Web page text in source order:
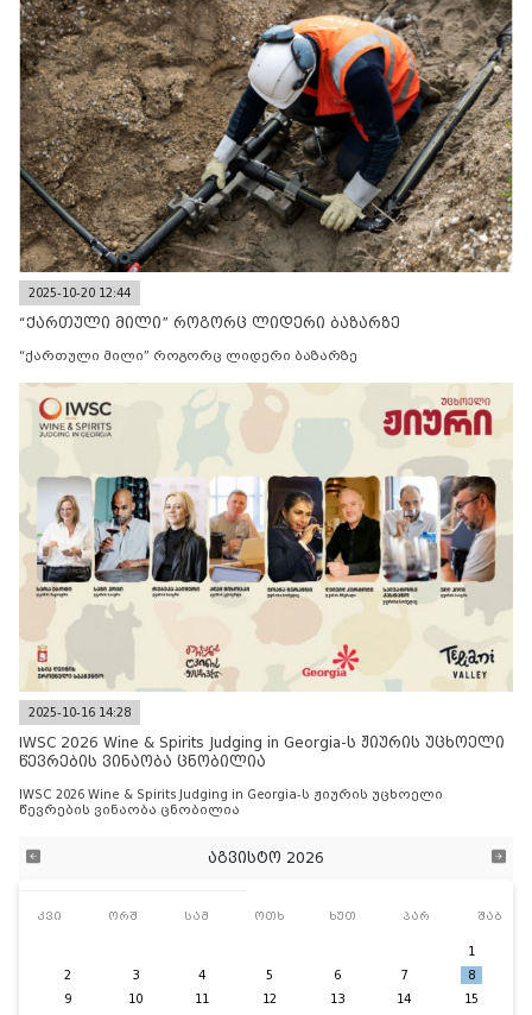
2025-10-20 12:44
“ქართული მილი” როგორც ლიდერი ბაზარზე
“ქართული მილი” როგორც ლიდერი ბაზარზე
2025-10-16 14:28
IWSC 2026 Wine & Spirits Judging in Georgia-ს ჟიურის უცხოელი
წევრების ვინაობა ცნობილია
IWSC 2026 Wine & Spirits Judging in Georgia-ს ჟიურის უცხოელი
წევრების ვინაობა ცნობილია
აგვისტო 2026
კვი ორშ სამ ოთხ ხუთ პარ შაბ
1
2
3 4 5 6 7
8
9
10 11 12 13 14
15